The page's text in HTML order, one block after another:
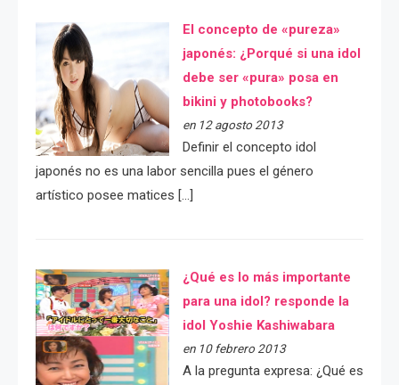
El concepto de «pureza»
japonés: ¿Porqué si una idol
debe ser «pura» posa en
bikini y photobooks?
en 12 agosto 2013
Definir el concepto idol
japonés no es una labor sencilla pues el género
artístico posee matices […]
¿Qué es lo más importante
para una idol? responde la
idol Yoshie Kashiwabara
en 10 febrero 2013
A la pregunta expresa: ¿Qué es